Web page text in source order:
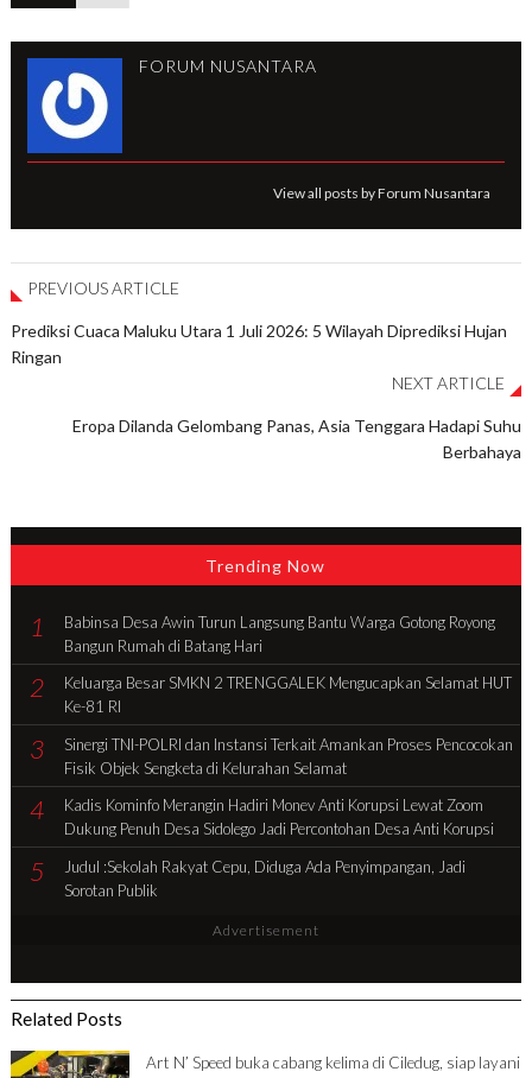
FORUM NUSANTARA
View all posts by Forum Nusantara
PREVIOUS ARTICLE
Prediksi Cuaca Maluku Utara 1 Juli 2026: 5 Wilayah Diprediksi Hujan
Ringan
NEXT ARTICLE
Eropa Dilanda Gelombang Panas, Asia Tenggara Hadapi Suhu
Berbahaya
Trending Now
1
Babinsa Desa Awin Turun Langsung Bantu Warga Gotong Royong
Bangun Rumah di Batang Hari
2
Keluarga Besar SMKN 2 TRENGGALEK Mengucapkan Selamat HUT
Ke-81 RI
3
Sinergi TNI-POLRI dan Instansi Terkait Amankan Proses Pencocokan
Fisik Objek Sengketa di Kelurahan Selamat
4
Kadis Kominfo Merangin Hadiri Monev Anti Korupsi Lewat Zoom
Dukung Penuh Desa Sidolego Jadi Percontohan Desa Anti Korupsi
5
Judul :Sekolah Rakyat Cepu, Diduga Ada Penyimpangan, Jadi
Sorotan Publik
Advertisement
Related Posts
Art N’ Speed buka cabang kelima di Ciledug, siap layani